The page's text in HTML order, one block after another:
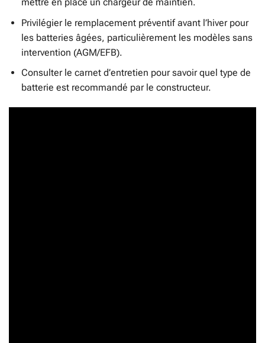
Privilégier le remplacement préventif avant l’hiver pour
les batteries âgées, particulièrement les modèles sans
intervention (AGM/EFB).
Consulter le carnet d’entretien pour savoir quel type de
batterie est recommandé par le constructeur.